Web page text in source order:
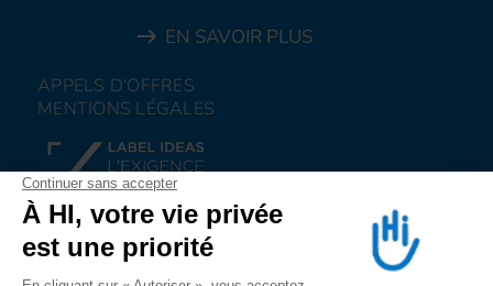
EN SAVOIR PLUS
APPELS D'OFFRES
MENTIONS LÉGALES
FAIRE UN DON
NOUS REJOINDRE
NOUS ALERTER